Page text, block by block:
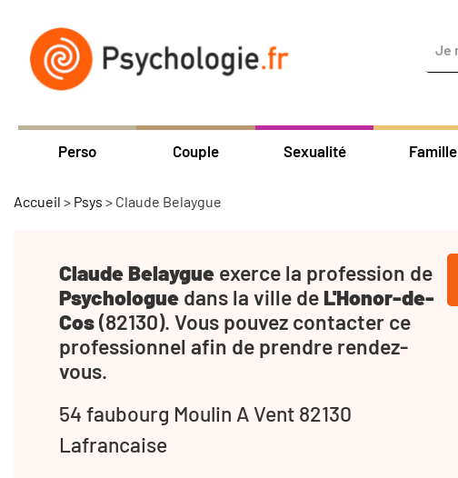
Perso Couple Sexualité Famille
Accueil > Psys > Claude Belaygue
Claude Belaygue exerce la profession de
Psychologue dans la ville de L'Honor-de-
Cos(82130). Vous pouvez contacter ce
professionnel afin de prendre rendez-
vous.
54 faubourg Moulin A Vent 82130
Lafrancaise